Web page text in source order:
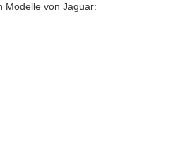
Modelle von Jaguar: